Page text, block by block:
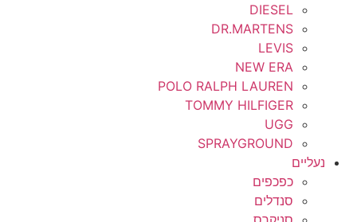
DIESEL
DR.MARTENS
LEVIS
NEW ERA
POLO RALPH LAUREN
TOMMY HILFIGER
UGG
SPRAYGROUND
נעליים
כפכפים
סנדלים